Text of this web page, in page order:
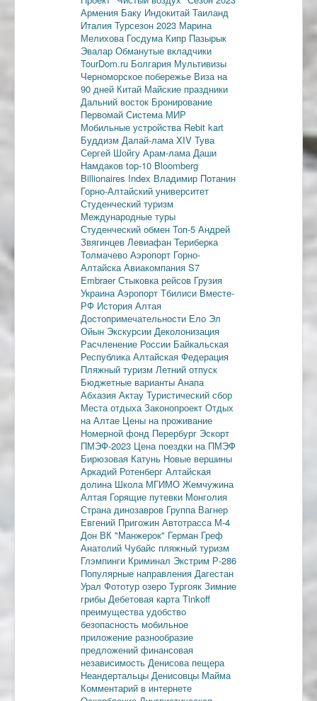
Армения Баку Индокитай Таиланд
Италия Турсезон 2023 Марина
Мелихова Госдума Кипр Пазырык
Эвалар Обманутые вкладчики
TourDom.ru Болгария Мультивизы
Черноморское побережье Виза на
90 дней Китай Майские праздники
Дальний восток Бронирование
Первомай Система МИР
Мобильные устройства Rebit kart
Буддизм Далай-лама XIV Тува
Сергей Шойгу Арам-лама Даши
Намдаков top-10 Bloomberg
Billionaires Index Владимир Потанин
Горно-Алтайский университет
Студенческий туризм
Международные туры
Студенческий обмен Топ-5 Андрей
Звягинцев Левиафан Териберка
Толмачево Аэропорт Горно-
Алтайска Авиакомпания S7
EmbraerСтыковка рейсов Грузия
Украина Аэропорт Тбилиси Вместе-
РФ История Алтая
Достопримечательности Ело Эл
Ойын Экскурсии Деколонизация
Расчленение России Байкальская
Республика Алтайская Федерация
Пляжный туризм Летний отпуск
Бюджетные варианты Анапа
Абхазия Актау Туристический сбор
Места отдыха Законопроект Отдых
на Алтае Цены на проживание
Номерной фонд Перербург Эскорт
ПМЭФ-2023 Цена поездки на ПМЭФ
Бирюзовая Катунь Новые вершины
Аркадий Ротенберг Алтайская
долина Школа МГИМО Жемчужина
Алтая Горящие путевки Монголия
Страна динозавров Группа Вагнер
Евгений Пригожин Автотрасса М-4
Дон ВК "Манжерок" Герман Греф
Анатолий Чубайс пляжный туризм
Глэмпинги Криминал Экстрим Р-286
Популярные направления Дагестан
Урал Фототур озеро Тургояк Зимние
грибы Дебетовая карта Tinkoff
преимущества удобство
безопасность мобильное
приложение разнообразие
предложений финансовая
независимость Денисова пещера
Неандертальцы Денисовцы Майма
Комментарий в интернете